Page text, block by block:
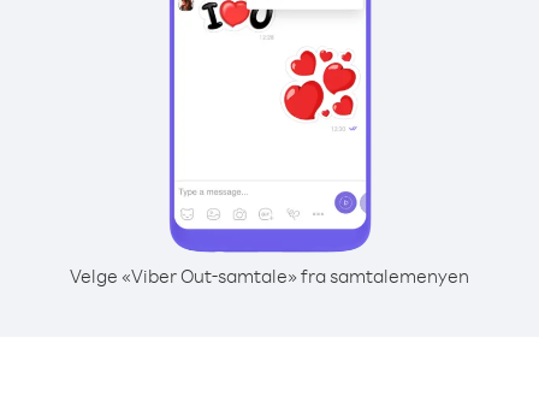
Velge «Viber Out-samtale» fra samtalemenyen